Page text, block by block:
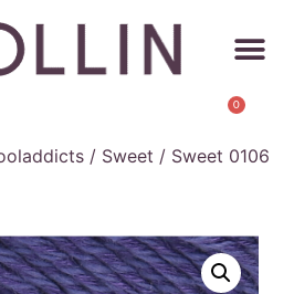
0
/ Sweet / Sweet 0106